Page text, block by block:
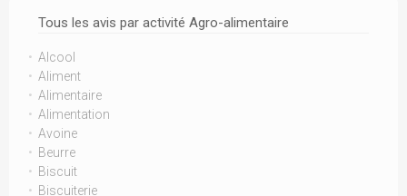
Tous les avis par activité Agro-alimentaire
Alcool
Aliment
Alimentaire
Alimentation
Avoine
Beurre
Biscuit
Biscuiterie